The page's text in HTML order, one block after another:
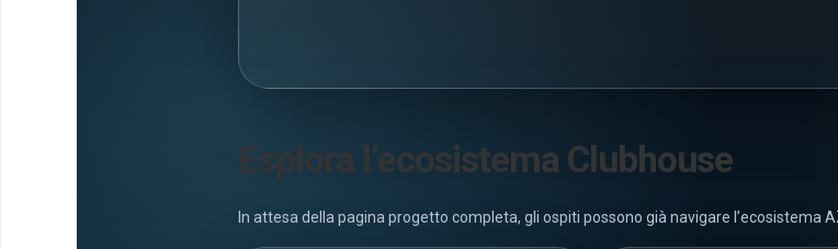
Esplora l’ecosistema Clubhouse
In attesa della pagina progetto completa, gli ospiti possono già navigare l’ecosistema